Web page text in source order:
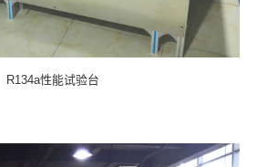
R134a性能试验台